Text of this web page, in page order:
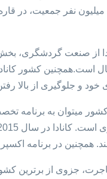
کنید.کشور کانادا با حدود 36
نفر در سال است.همچنین
خود و جلوگیری از
کشور میتوان به برنامه
همچنین در برنامه
جزوی از برترین